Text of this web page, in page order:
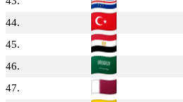
44.
45.
46.
47.